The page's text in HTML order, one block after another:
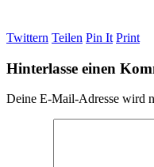
Twittern Teilen Pin It Print
Hinterlasse einen
Deine E-Mail-Adresse wird